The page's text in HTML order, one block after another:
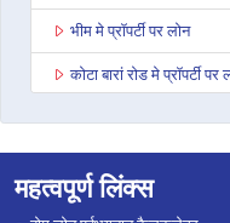
भीम मे प्रॉपर्टी पर लोन
कोटा बारां रोड मे प्रॉपर्टी पर
जोधपुर पाओटा मे प्रॉपर्टी पर
महत्वपूर्ण लिंक्स